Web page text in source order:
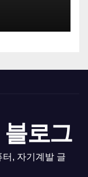
로그
, 자기계발 글